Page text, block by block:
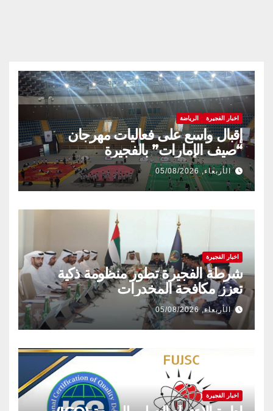
اخبار الفجيرة الرياضة
إقبال واسع على فعاليات مهرجان
“صيف الإمارات” بالفجيرة
الأربعاء, 05/08/2026
اخبار الفجيرة
شرطة الفجيرة تطور منظومة ذكية
تعزز مكافحة المخدرات
الأربعاء, 05/08/2026
اخبار الفجيرة